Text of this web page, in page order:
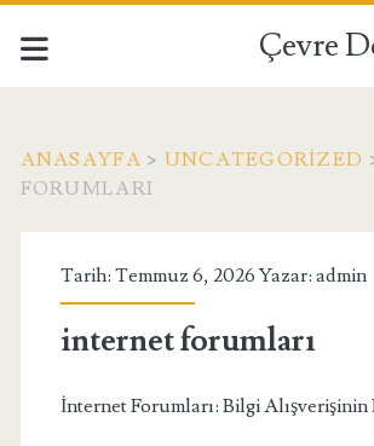
Çevre
ANASAYFA > UNCATEGORIZED
FORUMLARI
Tarih: Temmuz 6, 2026 Yazar: admin
internet forumları
İnternet Forumları: Bilgi